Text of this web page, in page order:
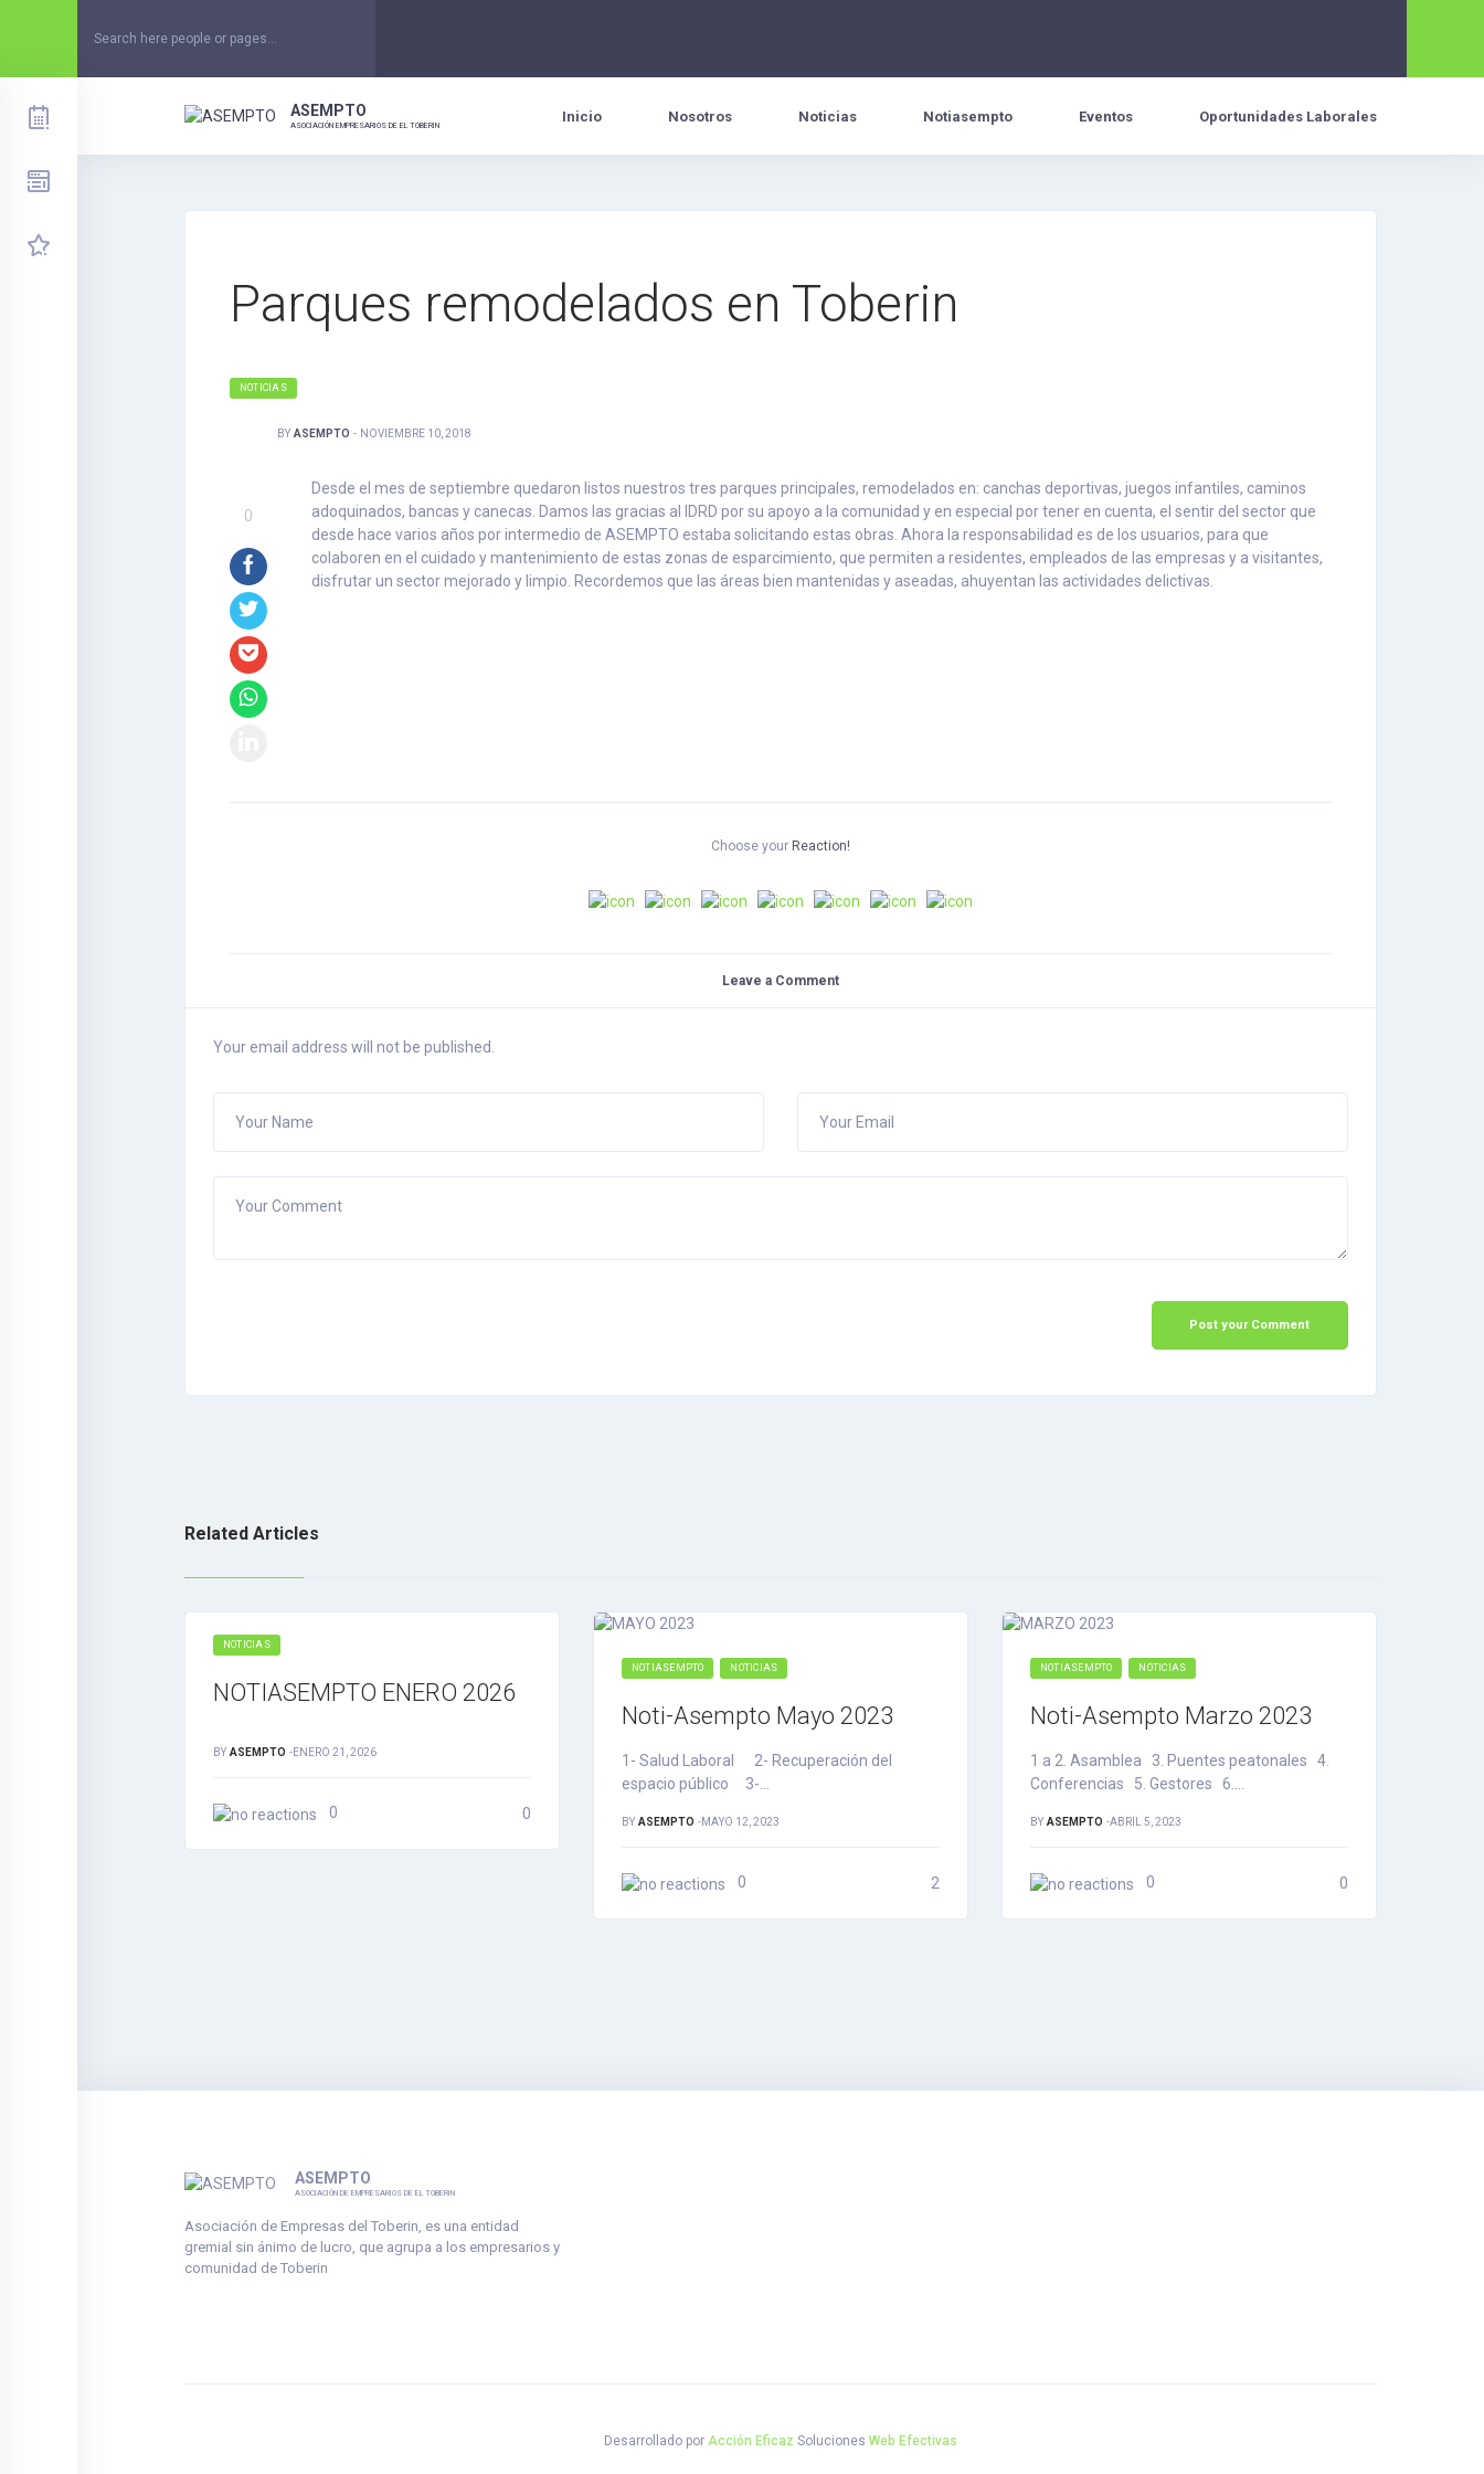
ASEMPTO
ASOCIACIÓN EMPRESARIOS DE EL TOBERIN
Inicio Nosotros Noticias Notiasempto Eventos Oportunidades Laborales
Parques remodelados en Toberin
NOTICIAS
BY ASEMPTO - NOVIEMBRE 10, 2018
0
Desde el mes de septiembre quedaron listos nuestros tres parques principales, remodelados en: canchas deportivas, juegos infantiles, caminos
adoquinados, bancas y canecas. Damos las gracias al IDRD por su apoyo a la comunidad y en especial por tener en cuenta, el sentir del sector que
desde hace varios años por intermedio de ASEMPTO estaba solicitando estas obras. Ahora la responsabilidad es de los usuarios, para que
colaboren en el cuidado y mantenimiento de estas zonas de esparcimiento, que permiten a residentes, empleados de las empresas y a visitantes,
disfrutar un sector mejorado y limpio. Recordemos que las áreas bien mantenidas y aseadas, ahuyentan las actividades delictivas.
Choose your Reaction!
Leave a Comment
Your email address will not be published.
Your Name Your Email
Your Comment
Post your Comment
Related Articles
NOTICIAS
NOTIASEMPTO ENERO 2026
BY ASEMPTO -ENERO 21, 2026
0 0
NOTIASEMPTO NOTICIAS
Noti-Asempto Mayo 2023
1- Salud Laboral 2- Recuperación del
espacio público 3-…
BY ASEMPTO -MAYO 12, 2023
0 2
NOTIASEMPTO NOTICIAS
Noti-Asempto Marzo 2023
1 a 2. Asamblea 3. Puentes peatonales 4.
Conferencias 5. Gestores 6.…
BY ASEMPTO -ABRIL 5, 2023
0 0
ASEMPTO
ASOCIACIÓN DE EMPRESARIOS DE EL TOBERIN
Asociación de Empresas del Toberin, es una entidad
gremial sin ánimo de lucro, que agrupa a los empresarios y
comunidad de Toberin
Desarrollado por Acción Eficaz Soluciones Web Efectivas